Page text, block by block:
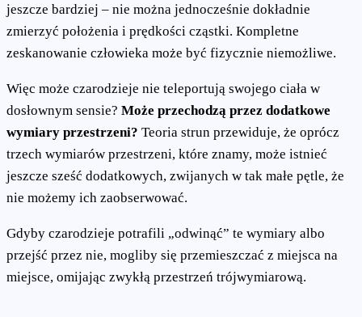
jeszcze bardziej – nie można jednocześnie dokładnie
zmierzyć położenia i prędkości cząstki. Kompletne
zeskanowanie człowieka może być fizycznie niemożliwe.
Więc może czarodzieje nie teleportują swojego ciała w
dosłownym sensie? Może przechodzą przez dodatkowe
wymiary przestrzeni? Teoria strun przewiduje, że oprócz
trzech wymiarów przestrzeni, które znamy, może istnieć
jeszcze sześć dodatkowych, zwijanych w tak małe pętle, że
nie możemy ich zaobserwować.
Gdyby czarodzieje potrafili „odwinąć” te wymiary albo
przejść przez nie, mogliby się przemieszczać z miejsca na
miejsce, omijając zwykłą przestrzeń trójwymiarową.